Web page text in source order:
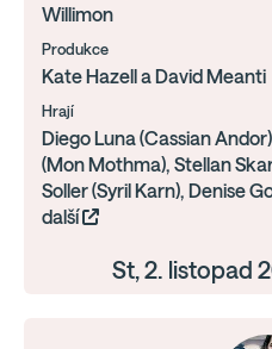
Willimon
Produkce
Kate Hazell a David Meanti
Hrají
Diego Luna (Cassian
(Mon Mothma), Stellan
Soller (Syril Karn), Denise
další
St, 2. listopad